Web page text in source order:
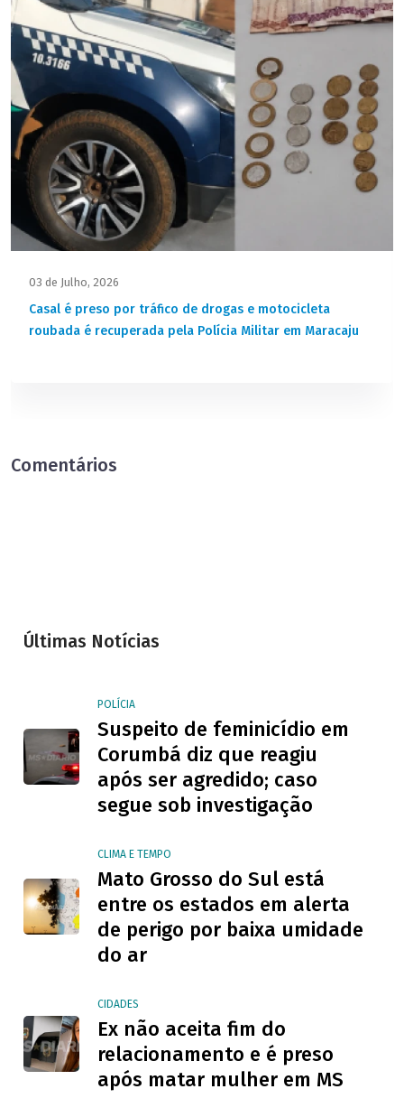
03 de Julho, 2026
Casal é preso por tráfico de drogas e motocicleta
roubada é recuperada pela Polícia Militar em Maracaju
Comentários
Últimas Notícias
POLÍCIA
Suspeito de feminicídio em
Corumbá diz que reagiu
após ser agredido; caso
segue sob investigação
CLIMA E TEMPO
Mato Grosso do Sul está
entre os estados em alerta
de perigo por baixa umidade
do ar
CIDADES
Ex não aceita fim do
relacionamento e é preso
após matar mulher em MS